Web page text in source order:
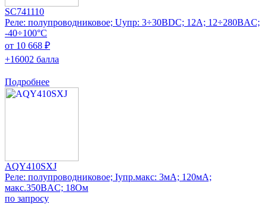
SC741110
Реле: полупроводниковое; Uупр: 3÷30ВDC; 12А; 12÷280ВAC;
-40÷100°C
от 10 668 ₽
+16002 балла
Подробнее
AQY410SXJ
Реле: полупроводниковое; Iупр.макс: 3мА; 120мА;
макс.350ВAC; 18Ом
по запросу